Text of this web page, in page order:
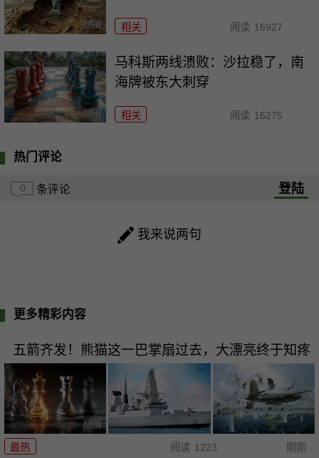
相关 阅读 16927
马科斯两线溃败：沙拉稳了，南
海牌被东大刺穿
相关 阅读 16275
热门评论
0 条评论 登陆
我来说两句
更多精彩内容
五箭齐发！熊猫这一巴掌扇过去，大漂亮终于知疼
最热 阅读 1223 刚刚